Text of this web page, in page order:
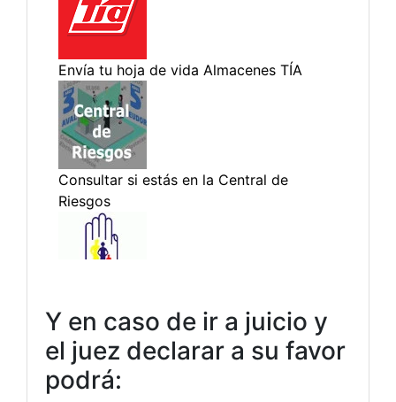
Y en caso de ir a juicio y
el juez declarar a su favor
podrá: